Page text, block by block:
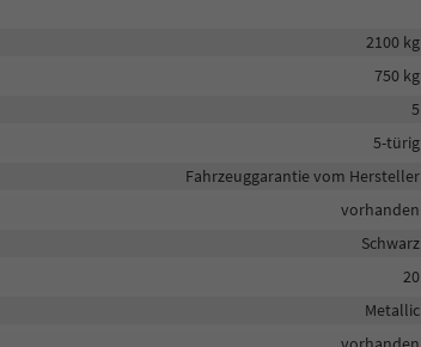
2100 kg
750 kg
5
5-türig
Fahrzeuggarantie vom Hersteller
vorhanden
Schwarz
20
Metallic